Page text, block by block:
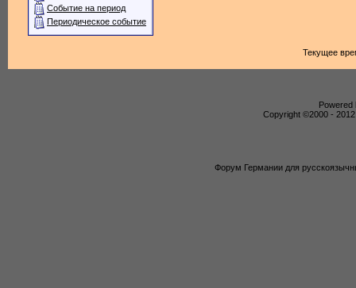
Событие на период
Периодическое событие
Текущее
Powered
Copyright ©2000 -
Форум Германии для